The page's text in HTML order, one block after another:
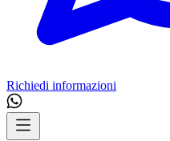
Richiedi informazioni